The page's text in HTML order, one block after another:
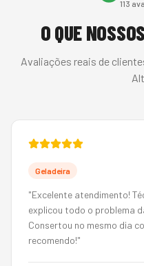
113
O QUE
Avaliações reais de
Geladeira
"Excelente atendimento!
explicou todo o problema
Consertou no mesmo dia
recomendo!"